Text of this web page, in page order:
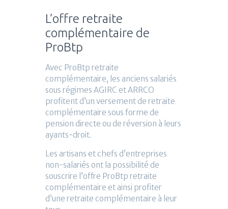
L’offre retraite
complémentaire de
ProBtp
Avec ProBtp retraite
complémentaire, les anciens salariés
sous régimes AGIRC et ARRCO
profitent d’un versement de retraite
complémentaire sous forme de
pension directe ou de réversion à leurs
ayants-droit.
Les artisans et chefs d’entreprises
non-salariés ont la possibilité de
souscrire l’offre ProBtp retraite
complémentaire et ainsi profiter
d’une retraite complémentaire à leur